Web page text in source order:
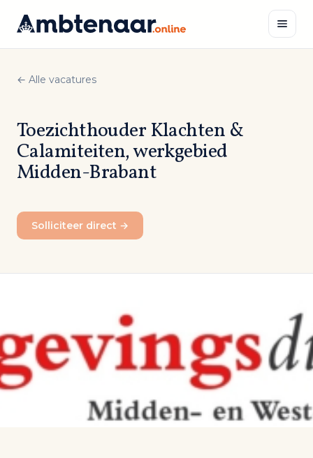
inhoud
← Alle vacatures
Toezichthouder Klachten &
Calamiteiten, werkgebied
Midden-Brabant
Solliciteer direct →